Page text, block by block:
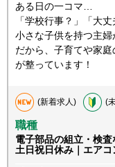
ある日の一コマ…
「学校行事？」「大
小さな子供を持つ主婦
だから、子育てや家
が整っています！
(新着求人) (
職種
電子部品の組立・検査
土日祝日休み｜エアコ